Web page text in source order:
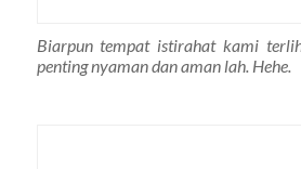
Biarpun tempat istirahat kami
penting nyaman dan aman lah. Hehe.